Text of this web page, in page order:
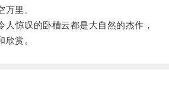
里。
惊叹的卧槽云都是大自然的杰作，
赏。